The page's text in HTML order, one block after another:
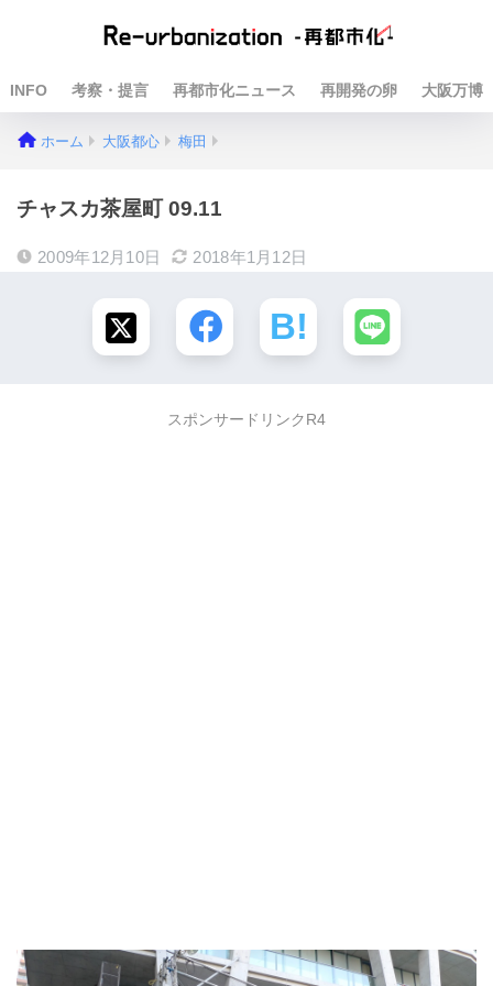
INFO 考察・提言 再都市化ニュース 再開発の卵 大阪万博
ホーム 大阪都心 梅田
チャスカ茶屋町 09.11
2009年12月10日 2018年1月12日
スポンサードリンクR4